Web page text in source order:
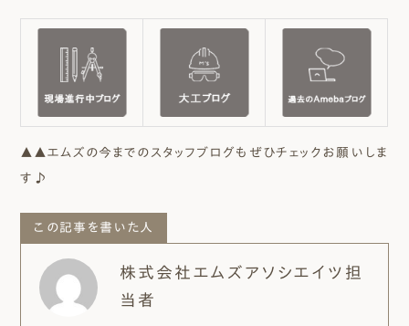
▲▲エムズの今までのスタッフブログもぜひチェックお願いしま
す♪
この記事を書いた人
株式会社エムズアソシエイツ担
当者